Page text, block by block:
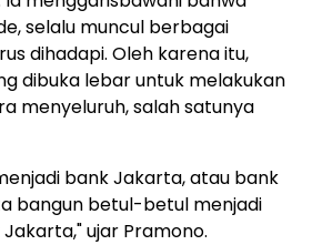
selalu muncul berbagai
dihadapi. Oleh karena itu,
dibuka lebar untuk melakukan
menyeluruh, salah satunya
bank Jakarta, atau bank
bangun betul-betul menjadi
ujar Pramono.